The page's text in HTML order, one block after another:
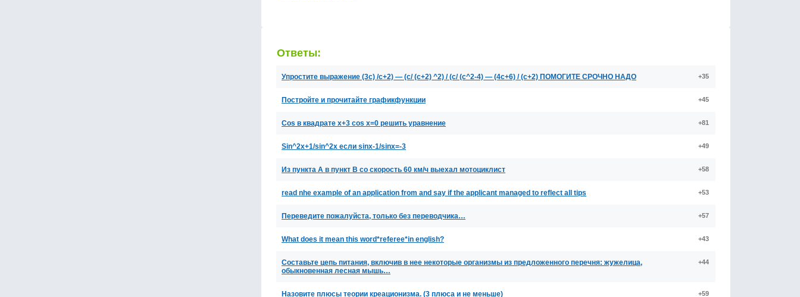
Ответы:
Упростите выражение (3c) /c+2) — (c/ (c+2) ^2) / (c/ (c^2-4) — (4c+6) / (c+2) ПОМОГИТЕ СРОЧНО НАДО +35
Постройте и прочитайте графикфункции +45
Cos в квадрате x+3 сos x=0 решить уравнение +81
Sin^2x+1/sin^2x если sinx-1/sinx=-3 +49
Из пункта А в пункт В со скорость 60 км/ч выехал мотоциклист +58
read nhe example of an application from and say if the applicant managed to reflect all tips +53
Переведите пожалуйста, только без переводчика… +57
What does it mean this word*referee*in english? +43
Составьте цепь питания, включив в нее некоторые организмы из предложенного перечня: жужелица,
обыкновенная лесная мышь…
+44
Назовите плюсы теории креационизма. (3 плюса и не меньше) +59